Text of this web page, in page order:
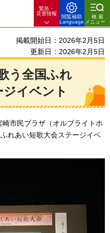
緊急・
災害情報
閲覧補助
Language
検索
メニュー
掲載開始日：2026年2月5日
更新日：2026年2月5日
う全国ふれ
イベント
市民プラザ（オルブライトホ
れあい短歌大会ステージイベ